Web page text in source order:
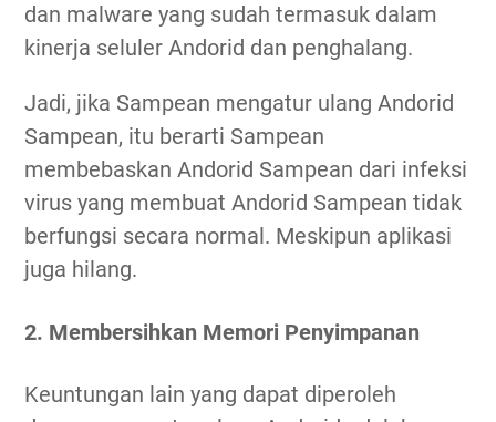
dan malware yang sudah termasuk dalam
kinerja seluler Andorid dan penghalang.
Jadi, jika Sampean mengatur ulang Andorid
Sampean, itu berarti Sampean
membebaskan Andorid Sampean dari infeksi
virus yang membuat Andorid Sampean tidak
berfungsi secara normal. Meskipun aplikasi
juga hilang.
2. Membersihkan Memori Penyimpanan
Keuntungan lain yang dapat diperoleh